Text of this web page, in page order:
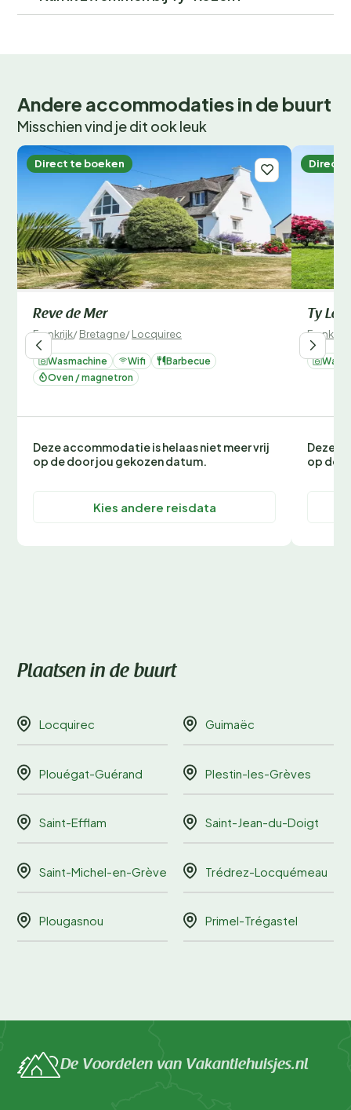
Andere accommodaties in de buurt
Misschien vind je dit ook leuk
Direct te boeken
Reve de Mer
Frankrijk/Bretagne/Locquirec
Wasmachine Wifi
Barbecue
Oven / magnetron
Deze accommodatie is helaas niet meer vrij
op de door jou gekozen datum.
Kies andere reisdata
Direct
Ty
Frankrijk
Deze
op de
Plaatsen in de buurt
Locquirec Guimaëc
Plouégat-Guérand Plestin-les-Grèves
Saint-Efflam Saint-Jean-du-Doigt
Saint-Michel-en-Grève Trédrez-Locquémeau
Plougasnou Primel-Trégastel
De Voordelen van Vakantiehuisjes.nl